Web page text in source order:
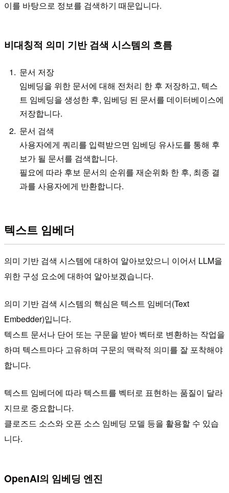
이를 바탕으로 정보를 검색하기 때문입니다.
비대칭적 의미 기반 검색 시스템의 흐름
문서 저장
임베딩을 위한 문서에 대해 전처리 한 후 저장하고, 텍스
트 임베딩을 생성한 후, 임베딩 된 문서를 데이터베이스에
저장합니다.
문서 검색
사용자에게 쿼리를 입력받으면 임베딩 유사도를 통해 후
보가 될 문서를 검색합니다.
필요에 따라 후보 문서의 순위를 재순위화 한 후, 최종 결
과를 사용자에게 반환합니다.
텍스트 임베더
의미 기반 검색 시스템에 대하여 알아보았으니 이어서 LLM을
위한 구성 요소에 대하여 알아보겠습니다.
의미 기반 검색 시스템의 핵심은 텍스트 임베더(Text
Embedder)입니다.
텍스트 문서나 단어 또는 구문을 받아 벡터로 변환하는 작업을
하며 텍스트마다 고유하며 구문의 맥락적 의미를 잘 포착해야
합니다.
텍스트 임베더에 따라 텍스트를 벡터로 표현하는 품질이 달라
지므로 중요합니다.
클로즈드 소스와 오픈 소스 임베딩 모델 등을 활용할 수 있습
니다.
OpenAI의 임베딩 엔진